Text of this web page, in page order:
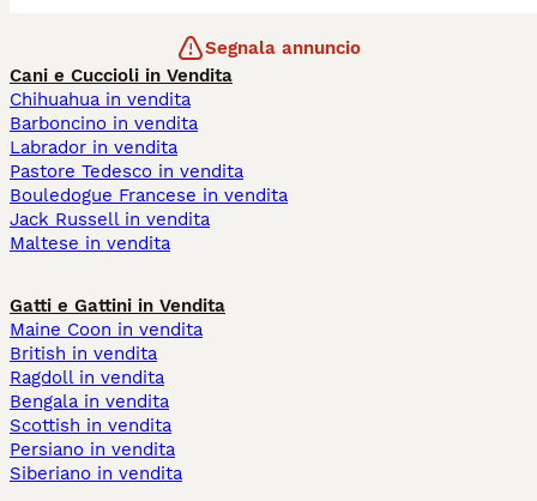
Segnala annuncio
Cani e Cuccioli in Vendita
Chihuahua in vendita
Barboncino in vendita
Labrador in vendita
Pastore Tedesco in vendita
Bouledogue Francese in vendita
Jack Russell in vendita
Maltese in vendita
Gatti e Gattini in Vendita
Maine Coon in vendita
British in vendita
Ragdoll in vendita
Bengala in vendita
Scottish in vendita
Persiano in vendita
Siberiano in vendita